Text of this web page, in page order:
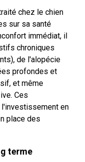
chez le chien
sur sa santé
immédiat, il
chroniques
de l'alopécie
profondes et
et même
Ces
en
place des
terme